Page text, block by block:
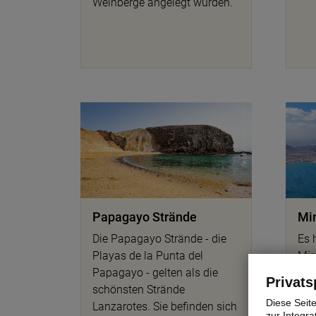
© lapping pixabay
Papagayo Strände
Die Papagayo Strände - die
Playas de la Punta del
Papagayo - gelten als die
schönsten Strände
Lanzarotes. Sie befinden sich
Es
Diese